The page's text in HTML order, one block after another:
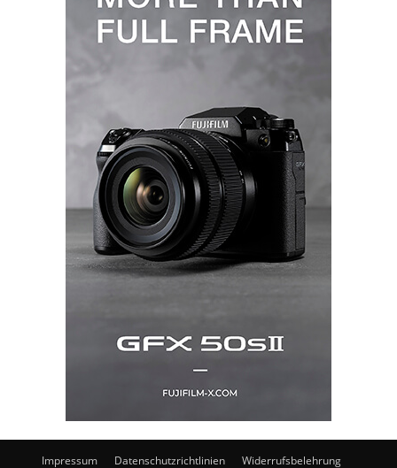
Impressum Datenschutzrichtlinien Widerrufsbelehrung